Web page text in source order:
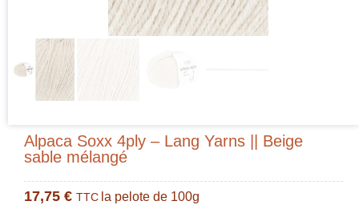
Alpaca Soxx 4ply – Lang Yarns || Beige
sable mélangé
17,75 € TTC la pelote de 100g